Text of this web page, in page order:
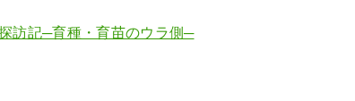
訪記─育種・育苗のウラ側─